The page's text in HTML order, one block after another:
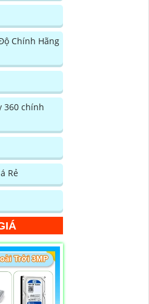
Chính Hãng
360 chính
Rẻ